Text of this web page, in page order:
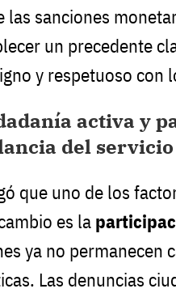
las sanciones
un precedente
y respetuoso con
activa y
del servicio
que uno de los
es la
ya no permanecen
Las denuncias